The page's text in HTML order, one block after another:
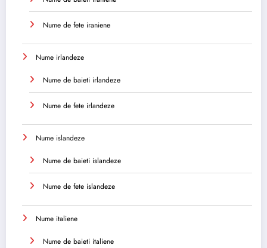
Nume de fete iraniene
Nume irlandeze
Nume de baieti irlandeze
Nume de fete irlandeze
Nume islandeze
Nume de baieti islandeze
Nume de fete islandeze
Nume italiene
Nume de baieti italiene